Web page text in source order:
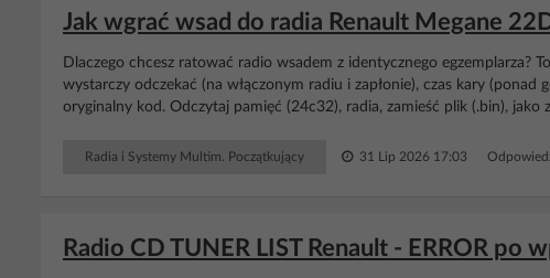
Jak wgrać wsad do radia Renault Megane
Dlaczego chcesz ratować radio wsadem z identycznego egzemplarza?
wystarczy odczekać (na włączonym radiu i zapłonie), czas kary (ponad
oryginalny kod. Odczytaj pamięć (24c32), radia, zamieść plik (.bin), jako
Radia i Systemy Multim. Początkujący 31 Lip 2026 17:03
Radio CD TUNER LIST Renault - ERROR po